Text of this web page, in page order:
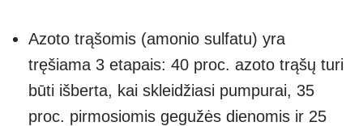
Azoto trąšomis (amonio sulfatu) yra
tręšiama 3 etapais: 40 proc. azoto trąšų turi
būti išberta, kai skleidžiasi pumpurai, 35
proc. pirmosiomis gegužės dienomis ir 25